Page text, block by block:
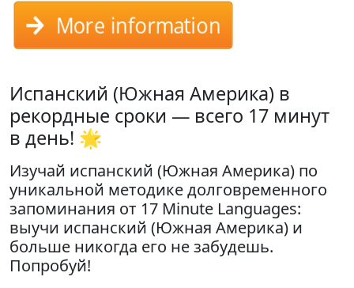
More information
Испанский (Южная Америка) в
рекордные сроки — всего 17 минут
в день! 🌟
Изучай испанский (Южная Америка) по
уникальной методике долговременного
запоминания от 17 Minute Languages:
выучи испанский (Южная Америка) и
больше никогда его не забудешь.
Попробуй!